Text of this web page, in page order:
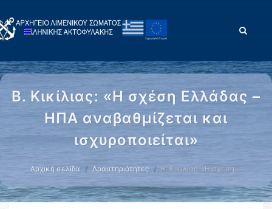
Β. Κικίλιας: «Η σχέση Ελλάδας –
ΗΠΑ αναβαθμίζεται και
ισχυροποιείται»
Αρχική σελίδα Δραστηριότητες Β. Κικίλιας: «Η σχέση …